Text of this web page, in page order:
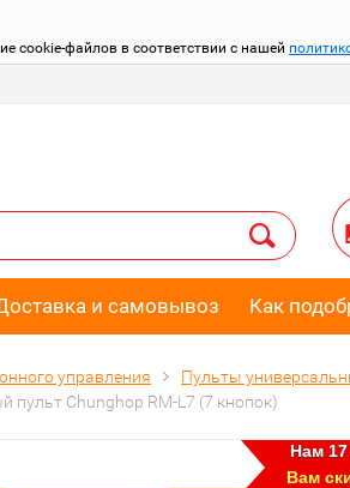
cookie-файлов в соответствии с нашей
и самовывоз Как
управления Пульты
пульт Chunghop RM-L7 (7 кнопок)
Нам 17
Вам